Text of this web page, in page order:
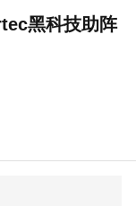
黑科技助阵